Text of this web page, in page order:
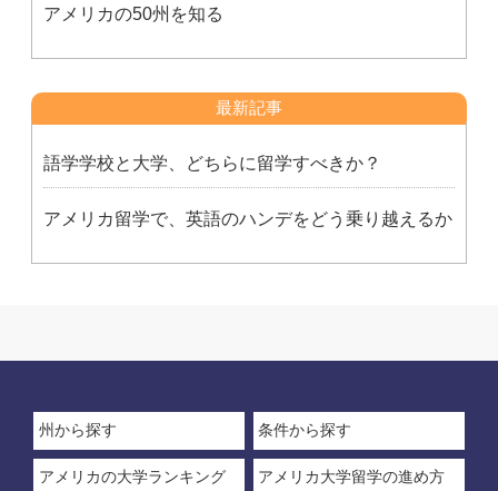
アメリカの50州を知る
最新記事
語学学校と大学、どちらに留学すべきか？
アメリカ留学で、英語のハンデをどう乗り越えるか
州から探す 条件から探す
アメリカの大学ランキング アメリカ大学留学の進め方